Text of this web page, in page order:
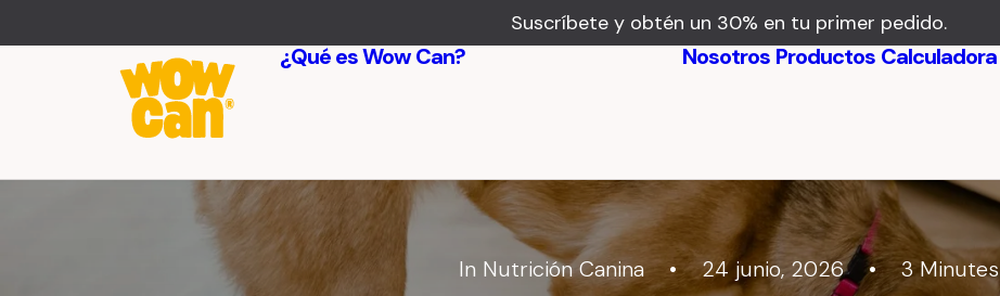
Suscríbete y obtén un 30% en tu primer pedido.
¿Qué es Wow Can?
Nosotros Productos Calculadora
In Nutrición Canina • 24 junio, 2026 • 3 Minutes